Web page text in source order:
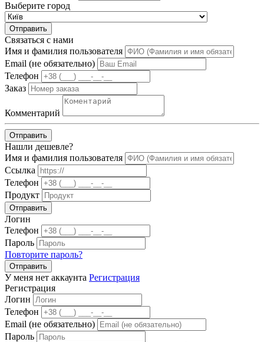
Выберите город
Отправить
Связаться с нами
Имя и фамилия пользователя
Email (не обязательно)
Телефон
Заказ
Комментарий
Отправить
Нашли дешевле?
Имя и фамилия пользователя
Ссылка
Телефон
Продукт
Отправить
Логин
Телефон
Пароль
Повторите пароль?
Отправить
У меня нет аккаунта Регистрация
Регистрация
Логин
Телефон
Email (не обязательно)
Пароль